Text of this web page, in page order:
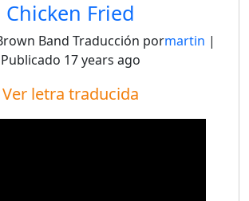
Chicken Fried
Band Traducción pormartin |
Publicado 17 years ago
Ver letra traducida